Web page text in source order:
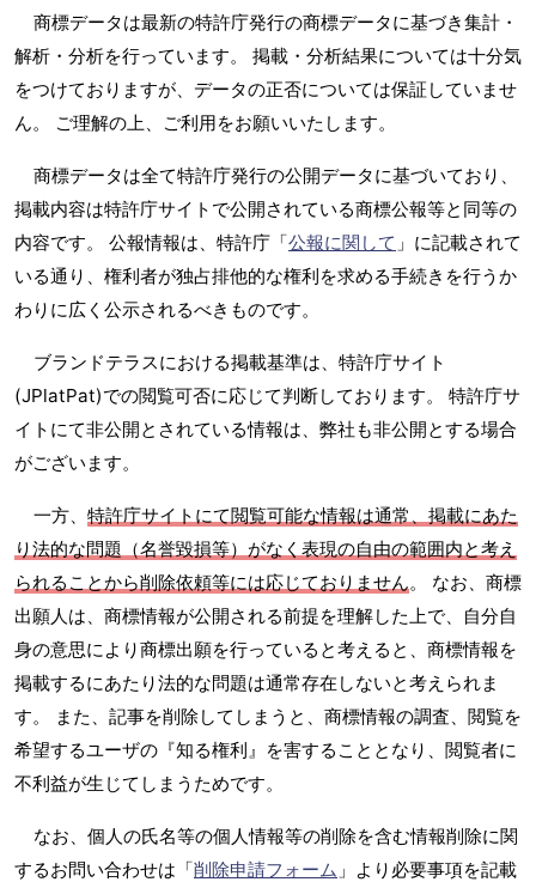
商標データは最新の特許庁発行の商標データに基づき集計・
解析・分析を行っています。 掲載・分析結果については十分気
をつけておりますが、データの正否については保証していませ
ん。 ご理解の上、ご利用をお願いいたします。
商標データは全て特許庁発行の公開データに基づいており、
掲載内容は特許庁サイトで公開されている商標公報等と同等の
内容です。 公報情報は、特許庁「公報に関して 」に記載されて
いる通り、権利者が独占排他的な権利を求める手続きを行うか
わりに広く公示されるべきものです。
ブランドテラスにおける掲載基準は、特許庁サイト
(JPlatPat)での閲覧可否に応じて判断しております。 特許庁サ
イトにて非公開とされている情報は、弊社も非公開とする場合
がございます。
一方、 特許庁サイトにて閲覧可能な情報は通常、掲載にあた
り法的な問題（名誉毀損等）がなく表現の自由の範囲内と考え
られることから削除依頼等には応じておりません。 なお、商標
出願人は、商標情報が公開される前提を理解した上で、自分自
身の意思により商標出願を行っていると考えると、商標情報を
掲載するにあたり法的な問題は通常存在しないと考えられま
す。 また、記事を削除してしまうと、商標情報の調査、閲覧を
希望するユーザの『知る権利』を害することとなり、閲覧者に
不利益が生じてしまうためです。
なお、個人の氏名等の個人情報等の削除を含む情報削除に関
するお問い合わせは「削除申請フォーム 」より必要事項を記載